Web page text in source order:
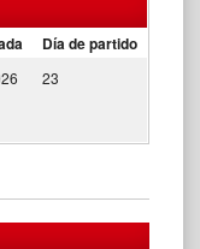
Día de partido
23